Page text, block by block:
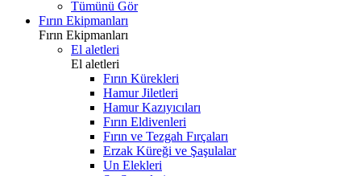
Tümünü Gör
Fırın Ekipmanları
Fırın Ekipmanları
El aletleri
El aletleri
Fırın Kürekleri
Hamur Jiletleri
Hamur Kazıyıcıları
Fırın Eldivenleri
Fırın ve Tezgah Fırçaları
Erzak Küreği ve Şaşulalar
Un Elekleri